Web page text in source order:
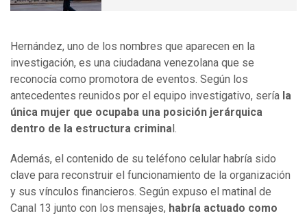
Hernández, uno de los nombres que aparecen en la
investigación, es una ciudadana venezolana que se
reconocía como promotora de eventos. Según los
antecedentes reunidos por el equipo investigativo, sería la
única mujer que ocupaba una posición jerárquica
dentro de la estructura criminal.
Además, el contenido de su teléfono celular habría sido
clave para reconstruir el funcionamiento de la organización
y sus vínculos financieros. Según expuso el matinal de
Canal 13 junto con los mensajes, habría actuado como